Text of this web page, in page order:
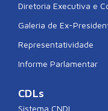
Diretoria Executiva e
Galeria de Ex-
Representatividade
Informe Parlamentar
CDLs
Sistema CNDL